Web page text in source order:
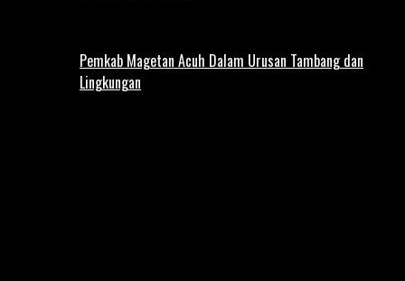
Pemkab Magetan Acuh Dalam Urusan Tambang dan
Lingkungan